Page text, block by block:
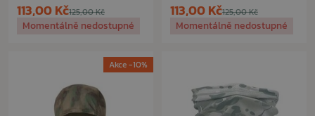
125,00 Kč
113,00 Kč
Momentálně nedostupné
125,00 Kč
113,00 Kč
Momentálně nedostupné
Akce -10%